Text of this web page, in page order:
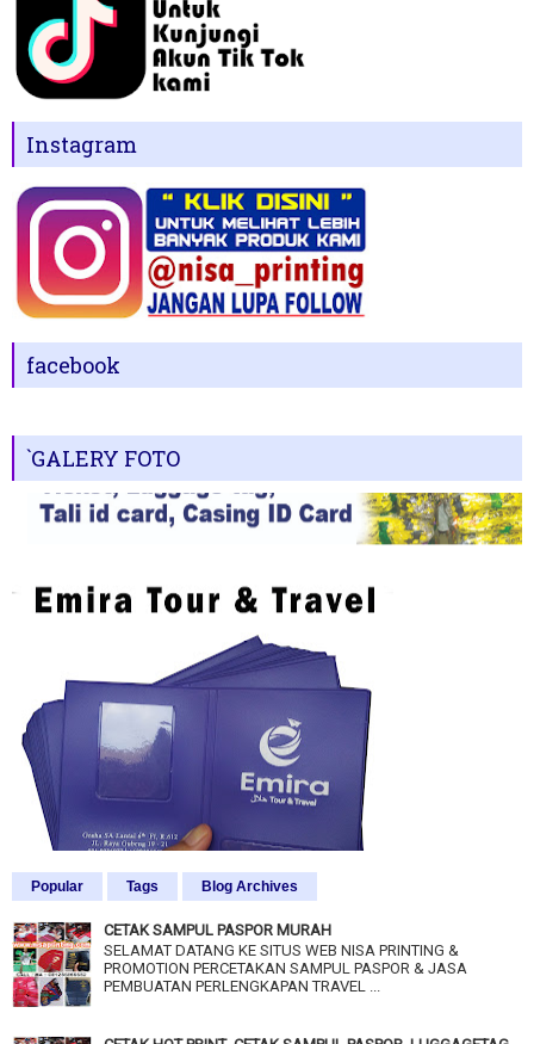
Instagram
facebook
`GALERY FOTO
Popular Tags Blog Archives
CETAK SAMPUL PASPOR MURAH
SELAMAT DATANG KE SITUS WEB NISA PRINTING &
PROMOTION PERCETAKAN SAMPUL PASPOR & JASA
PEMBUATAN PERLENGKAPAN TRAVEL ...